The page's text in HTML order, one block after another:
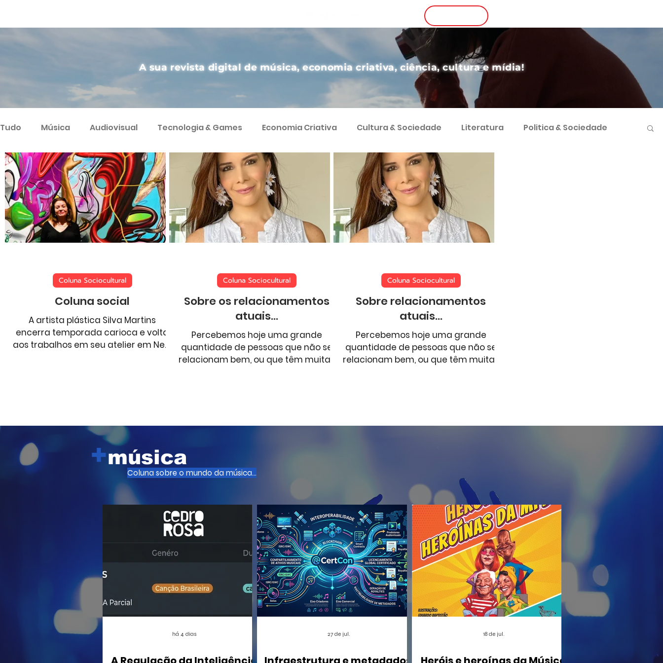
A sua revista digital de música, economia criativa, ciência, cultura e mídia!
Tudo Música Audiovisual Tecnologia & Games Economia Criativa Cultura & Sociedade Literatura Politica & Sociedade
Artes Agricultura Sustentável Streaming Teatro Digital Desenvolvimento Sustentável
Podcast Varietà Ciência Humor Comunicação Economia e Sociedade Coluna Sociocultural
Aventura Comportamento Esportes Tecnologia Meio Ambiente Educação Geopolítica
Coluna social
A artista plástica Silva Martins
encerra temporada carioca e volta
aos trabalhos em seu atelier em New
Coluna Sociocultural
Sobre os relacionamentos
atuais...
Percebemos hoje uma grande
quantidade de pessoas que não se
relacionam bem, ou que têm muitas
Coluna Sociocultural
Sobre relacionamentos
atuais...
Percebemos hoje uma grande
quantidade de pessoas que não se
relacionam bem, ou que têm muitas
Coluna Sociocultural
+música
Coluna sobre o mundo da música...
há 4 dias 27 de jul. 18 de jul.